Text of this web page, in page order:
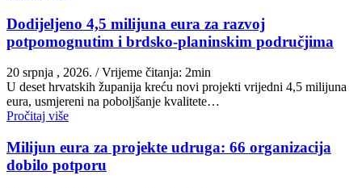
Dodijeljeno 4,5 milijuna eura za razvoj
potpomognutim i brdsko-planinskim područjima
20 srpnja , 2026. / Vrijeme čitanja: 2min
U deset hrvatskih županija kreću novi projekti vrijedni 4,5 milijuna
eura, usmjereni na poboljšanje kvalitete…
Pročitaj više
Milijun eura za projekte udruga: 66 organizacija
dobilo potporu